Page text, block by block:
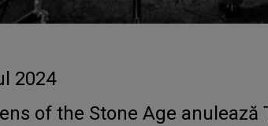
2024
of the Stone Age